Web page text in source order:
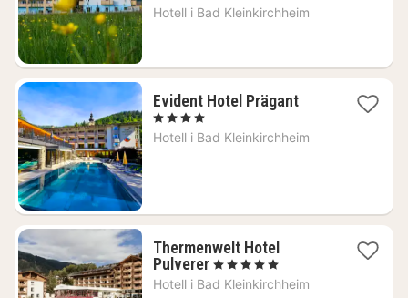
955
Hotell i Bad Kleinkirchheim
Evident Hotel Prägant1
från
, 4 Stjärnor
Hotell i Bad Kleinkirchheim
Thermenwelt Hotel
Pulverer2
nätter
, 5 Stjärnor
Hotell i Bad Kleinkirchheim